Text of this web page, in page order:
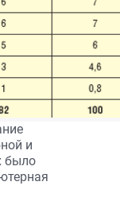
и
было